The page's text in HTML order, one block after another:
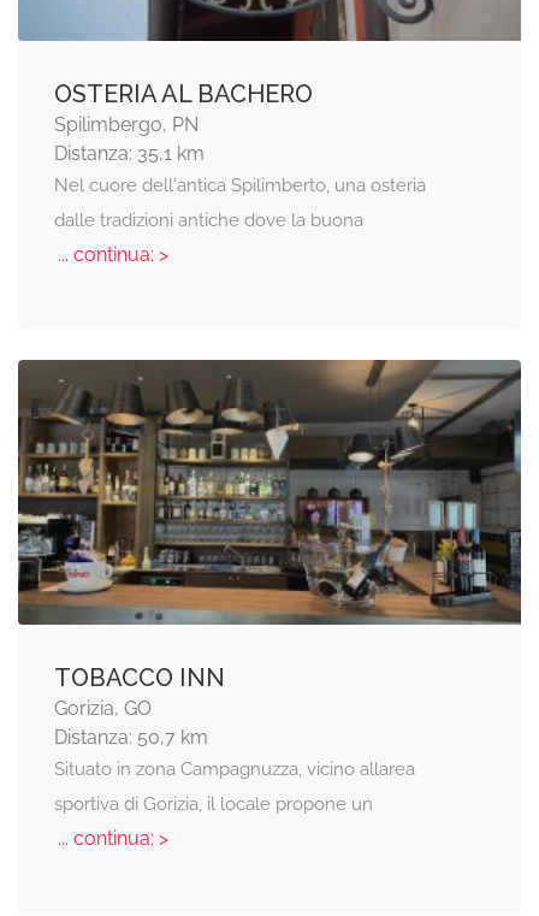
OSTERIA AL BACHERO
Spilimbergo, PN
Distanza: 35,1 km
Nel cuore dell'antica Spilimberto, una osteria
dalle tradizioni antiche dove la buona
... continua: >
TOBACCO INN
Gorizia, GO
Distanza: 50,7 km
Situato in zona Campagnuzza, vicino allarea
sportiva di Gorizia, il locale propone un
... continua: >